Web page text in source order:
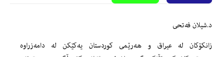
د.شیلان فەتحی
زانکۆکان لە عیراق و هەرێمی کوردستان یەکێکن لە دامەزراوە